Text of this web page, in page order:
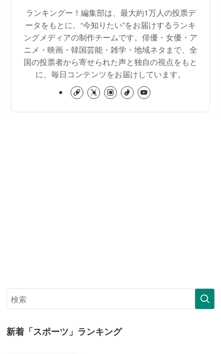
ランキングー！編集部は、最大約1万人の投票デ
ータをもとに、“今知りたい”をお届けするランキ
ングメディアの制作チームです。俳優・女優・ア
ニメ・映画・韓国芸能・雑学・地域ネタまで、全
国の投票者から寄せられた声と独自の視点をもと
に、毎日コンテンツをお届けしています。
新着「スポーツ」ランキング